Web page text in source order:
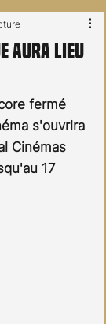
aura lieu
fermé
s'ouvrira
Cinémas
17